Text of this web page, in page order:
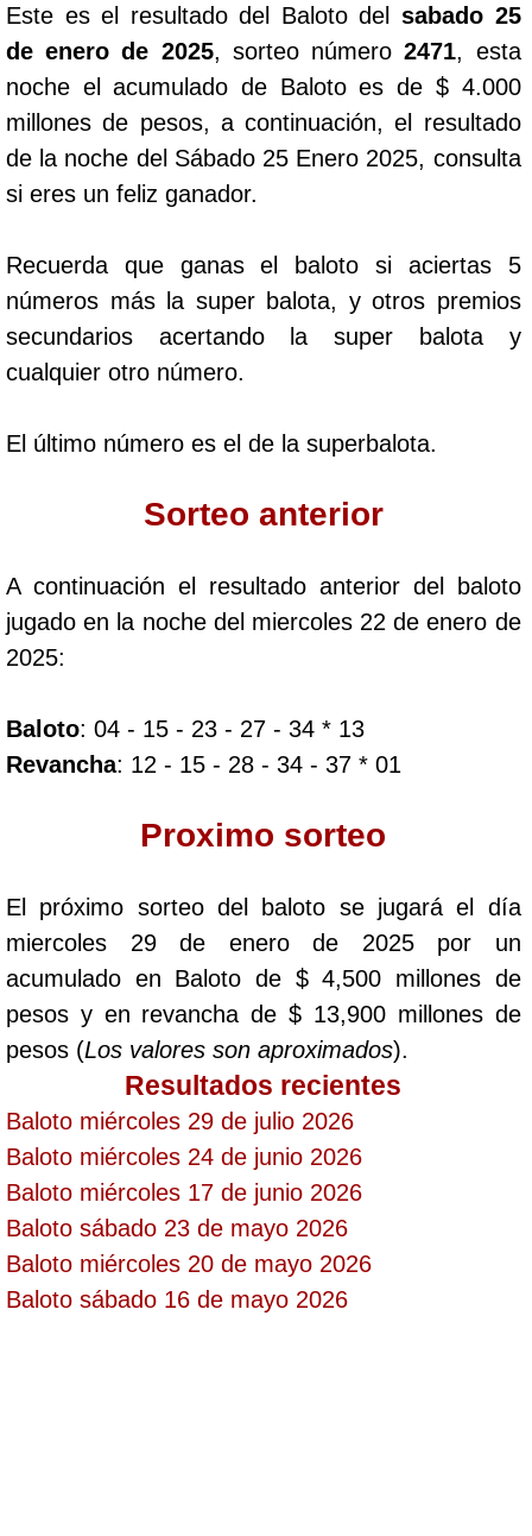
Astro Sol
Astro Luna
Cafeterito Tarde
Caribeña Día
Caribeña Noche
Chontico Día
Chontico Noche
Culona día
Dorado Mañana
Fantástica Día
Fantástica Noche
Motilon Tarde
Motilon Noche
Paisita Día
Paisita Noche
Este es el resultado del Baloto del sabado 25
de enero de 2025, sorteo número2471, esta
noche el acumulado de Baloto es de $ 4.000
millones de pesos, a continuación, el resultado
de la noche del Sábado 25 Enero 2025, consulta
si eres un feliz ganador.
Recuerda que ganas el baloto si aciertas 5
números más la super balota, y otros premios
secundarios acertando la super balota y
cualquier otro número.
El último número es el de la superbalota.
Sorteo anterior
A continuación el resultado anterior del baloto
jugado en la noche del miercoles 22 de enero de
2025:
Baloto: 04 - 15 - 23 - 27 - 34 * 13
Revancha: 12 - 15 - 28 - 34 - 37 * 01
Proximo sorteo
El próximo sorteo del baloto se jugará el día
miercoles 29 de enero de 2025 por un
acumulado en Baloto de $ 4,500 millones de
pesos y en revancha de $ 13,900 millones de
pesos (Los valores son aproximados).
Resultados recientes
Baloto miércoles 29 de julio 2026
Baloto miércoles 24 de junio 2026
Baloto miércoles 17 de junio 2026
Baloto sábado 23 de mayo 2026
Baloto miércoles 20 de mayo 2026
Baloto sábado 16 de mayo 2026